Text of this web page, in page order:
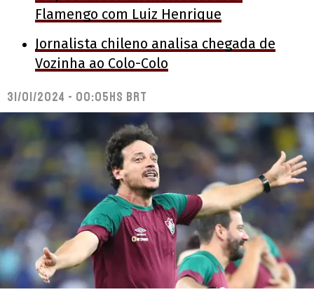
Flamengo com Luiz Henrique
Jornalista chileno analisa chegada de
Vozinha ao Colo-Colo
31/01/2024 - 00:05hs BRT